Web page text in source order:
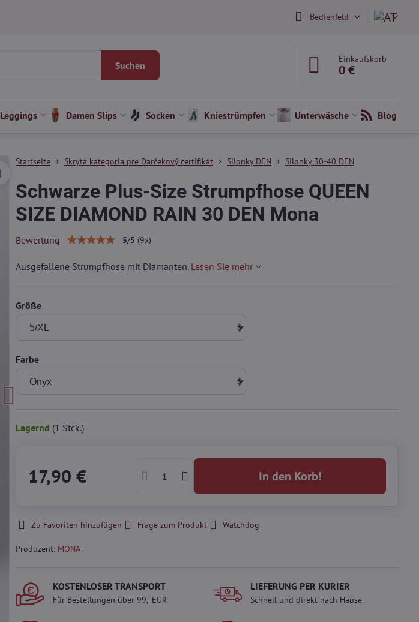
Bedienfeld
Suchen
Einkaufskorb
0 €
Leggings Damen Slips Socken Kniestrümpfen Unterwäsche Blog
Startseite Skrytá kategoria pre Darčekový certifikát Silonky DEN Silonky 30-40 DEN
Schwarze Plus-Size Strumpfhose QUEEN
SIZE DIAMOND RAIN 30 DEN Mona
Bewertung 5/5 (9x)
Ausgefallene Strumpfhose mit Diamanten. Lesen Sie mehr
Größe
Farbe
Lagernd (1 Stck.)
17,90 € In den Korb!
Zu Favoriten hinzufügen Frage zum Produkt Watchdog
Produzent: MONA
KOSTENLOSER TRANSPORT
Für Bestellungen über 99,- EUR
LIEFERUNG PER KURIER
Schnell und direkt nach Hause.